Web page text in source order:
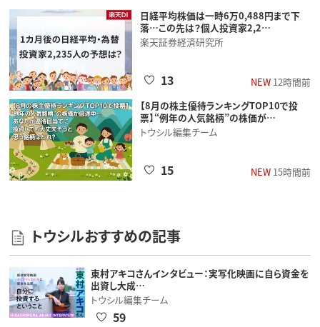
日経平均株価は一時6万0,488円まで下
落…この先は？個人投資家2,2…
楽天証券経済研究所
NEW12時間前
13
【8月の株主優待ランキングTOP10で投
票】“例年の人気銘柄”の株価が…
トウシル編集チーム
NEW15時間前
15
トウシルおすすめの記事
東村アキコさんインタビュー：実写化映画に自ら資金を
出資し大成…
トウシル編集チーム
59